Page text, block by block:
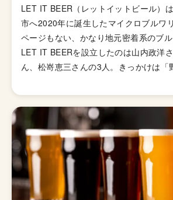
LET IT BEER（レットイットビール）
市へ2020年に誕生したマイクロブルワ
ページもない、かなり地元密着系のブル
LET IT BEERを設立したのは山内政洋
ん、松嵜恵三さんの3人。きっかけは「
副業で醸造までたどり着いたのだそう
トビールを週替りで提供しているビア
Mole｣（ワッカモール）も運営してい
地元 鹿屋の水を使用しています。ロゴ
のものをお借りしました。ちなみに
ぐらたたきのことです。